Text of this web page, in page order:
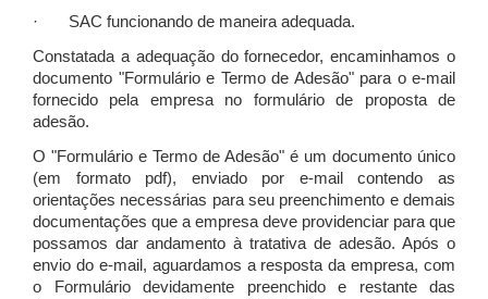
· SAC funcionando de maneira adequada.
Constatada a adequação do fornecedor, encaminhamos o
documento "Formulário e Termo de Adesão" para o e-mail
fornecido pela empresa no formulário de proposta de
adesão.
O "Formulário e Termo de Adesão" é um documento único
(em formato pdf), enviado por e-mail contendo as
orientações necessárias para seu preenchimento e demais
documentações que a empresa deve providenciar para que
possamos dar andamento à tratativa de adesão. Após o
envio do e-mail, aguardamos a resposta da empresa, com
o Formulário devidamente preenchido e restante das